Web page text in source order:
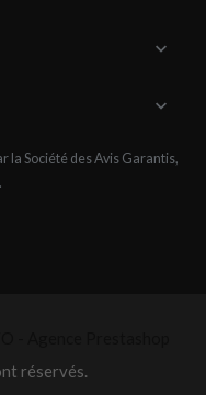


la Société des Avis Garantis,
.
réservés.